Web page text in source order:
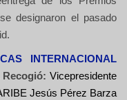
designaron el pasado
INTERNACIONAL
Recogió:Vicepresidente
Jesús Pérez Barza